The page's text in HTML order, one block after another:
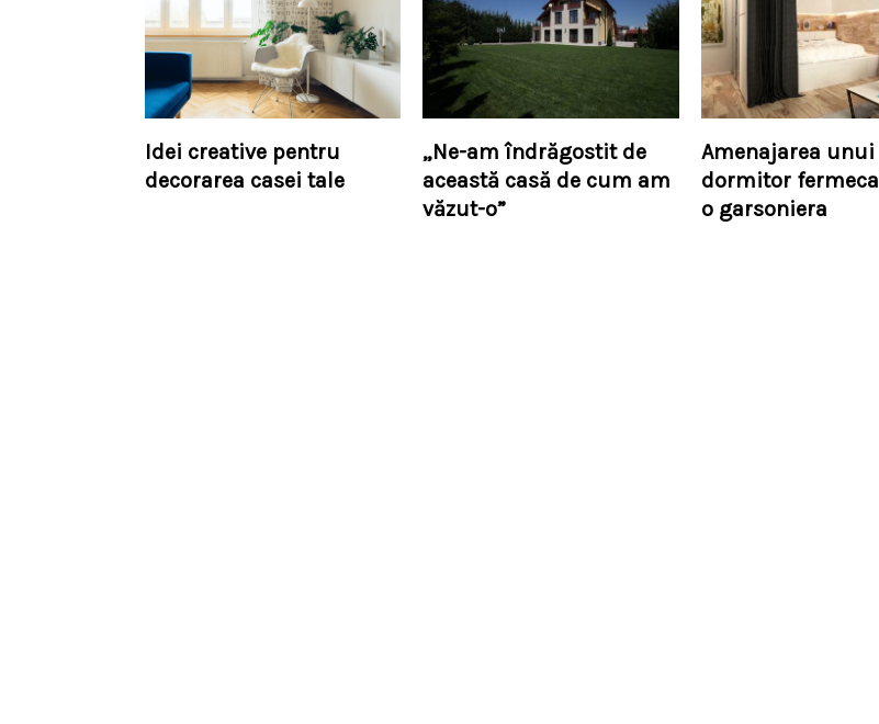
Idei creative pentru
decorarea casei tale
„Ne-am îndrăgostit de
această casă de cum am
văzut-o”
Amenajarea unui
dormitor
o garsoniera